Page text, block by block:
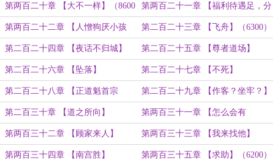
（6300字）
第两百二十章 【大不一样】（8600
字）
第两百二十一章 【福利待遇足，分
房送保姆】（6800）
第两百二十二章 【人憎狗厌小孩
哥】（6800）
第二百二十三章 【飞舟】（6300）
第二百二十四章 【夜话不归城】
（6000）
第二百二十五章 【尊者道场】
（7300）
第二百二十六章 【坠落】 第二百二十七章 【不死】
第二百二十八章 【正道魁首宗
门？？】（7000）
第二百二十九章 【作客？坐牢？】
（7000）
第二百三十章 【道之所向】
（6200）
第两百三十一章 【怎么会有
俩？？？？】（6600）
第两百三十二章 【顾家来人】 第两百三十三章 【我来找他】
第两百三十四章 【南宫胜】 第两百三十五章 【求助】（6200）